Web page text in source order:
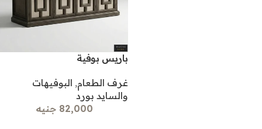
باريس بوفية
غرف الطعام, البوفيهات
والسايد بورد
82,000 جنيه